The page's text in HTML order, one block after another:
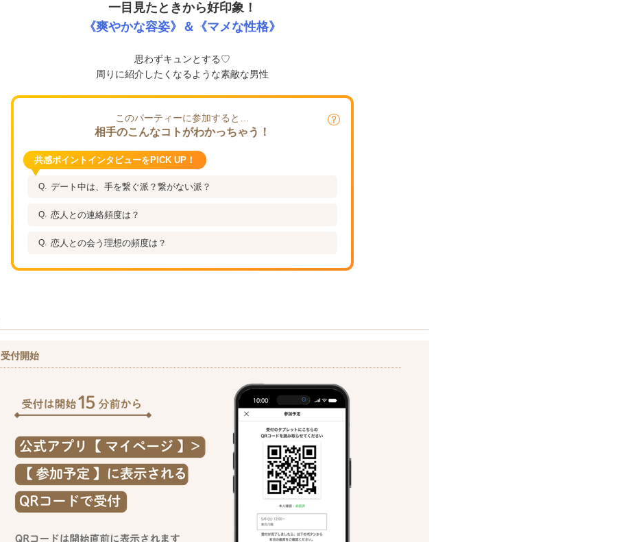
一目見たときから好印象！
《爽やかな容姿》＆《マメな性格》
思わずキュンとする♡
周りに紹介したくなるような素敵な男性
このパーティーに参加すると…
相手のこんなコトがわかっちゃう！
共感ポイントインタビューをPICK UP！
デート中は、手を繋ぐ派？繋がない派？
恋人との連絡頻度は？
恋人との会う理想の頻度は？
受付開始